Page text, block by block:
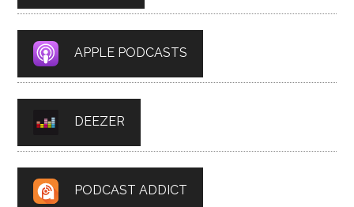
APPLE PODCASTS
DEEZER
PODCAST ADDICT